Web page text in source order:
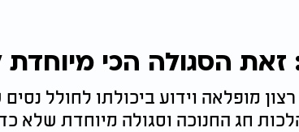
הסגולה הכי מיוחדת
מופלאה וידוע ביכולתו לחולל
חג החנוכה וסגולה מיוחדת שלא